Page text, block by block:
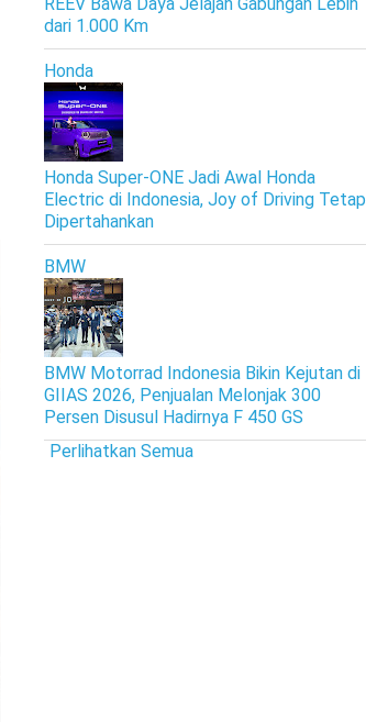
REEV Bawa Daya Jelajah Gabungan Lebih
dari 1.000 Km
Honda
Honda Super-ONE Jadi Awal Honda
Electric di Indonesia, Joy of Driving Tetap
Dipertahankan
BMW
BMW Motorrad Indonesia Bikin Kejutan di
GIIAS 2026, Penjualan Melonjak 300
Persen Disusul Hadirnya F 450 GS
Perlihatkan Semua